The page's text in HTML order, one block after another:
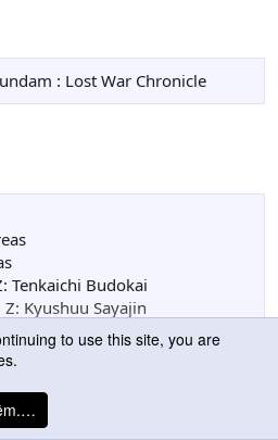
: Lost War Chronicle
Tenkaichi Budokai
Kyushuu Sayajin
Legend of Radditz
X2
to expand...
to use this site, you are